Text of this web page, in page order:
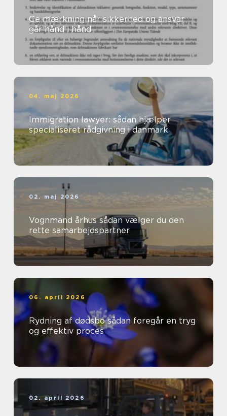
Ce mærkning når sikkerhed og ansvar
går hånd i hånd
04. maj 2026
Immigration lawyer: sådan hjælper
specialiseret rådgivning i danmark
02. maj 2026
Vognmand århus sådan vælger du den
rette samarbejdspartner
06. april 2026
Rydning af dødsbo sådan foregår en tryg
og effektiv proces
02. april 2026